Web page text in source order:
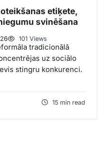
etiķete,
svinēšana
101 Views
tradicionālā
uz sociālo
stingru konkurenci.
15 min read